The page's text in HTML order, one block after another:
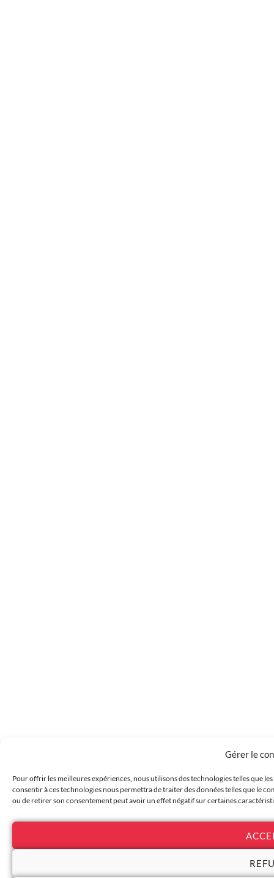
Gérer le
Pour offrir les meilleures expériences, nous utilisons des technologies telles que
consentir à ces technologies nous permettra de traiter des données telles que le
ou de retirer son consentement peut avoir un effet négatif sur certaines